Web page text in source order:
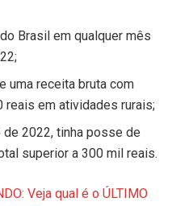
Brasil em qualquer mês
uma receita bruta com
reais em atividades rurais;
2022, tinha posse de
superior a 300 mil reais.
Veja qual é o ÚLTIMO